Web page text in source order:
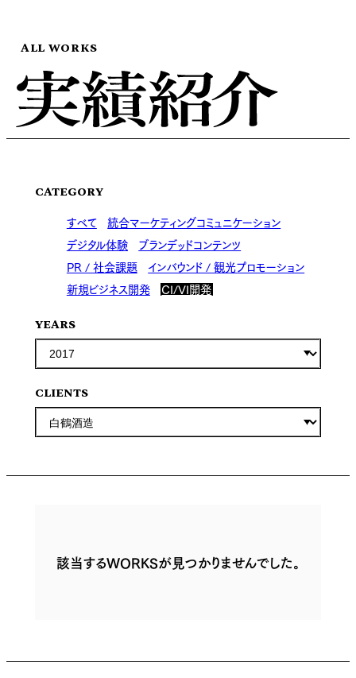
ALL WORKS
CATEGORY
すべて 統合マーケティングコミュニケーション
デジタル体験
ブランデッドコンテンツ
PR / 社会課題 インバウンド / 観光プロモーション
新規ビジネス開発
CI/VI開発
YEARS
CLIENTS
該当するWORKSが見つかりませんでした。